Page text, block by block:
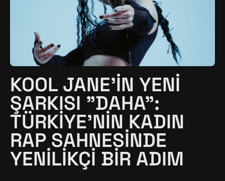
KOOL JANE'IN YENI
ŞARKISI "DAHA":
TÜRKIYE'NIN KADIN
RAP SAHNESINDE
YENILIKÇI BIR ADIM